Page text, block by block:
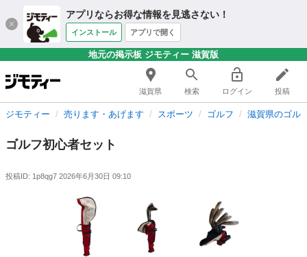
アプリならお得な情報を見逃さない！
インストール アプリで開く
地元の掲示板 ジモティー 滋賀版
滋賀県 検索 ログイン 投稿
ジモティー 売ります・あげます スポーツ ゴルフ 滋賀県のゴル
ゴルフ初心者セット
投稿ID: 1p8qg7 2026年6月30日 09:10